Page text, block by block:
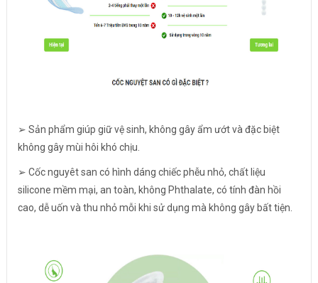
➢ Sản phẩm giúp giữ vệ sinh, không gây ẩm ướt và đặc biệt
không gây mùi hôi khó chịu.
➢ Cốc nguyêt san có hình dáng chiếc phễu nhỏ, chất liệu
silicone mềm mại, an toàn, không Phthalate, có tính đàn hồi
cao, dễ uốn và thu nhỏ mỗi khi sử dụng mà không gây bất tiện.